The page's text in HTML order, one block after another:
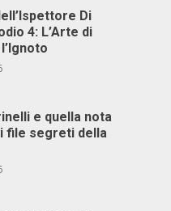
Di
4: L’Arte di
e quella nota
file segreti della